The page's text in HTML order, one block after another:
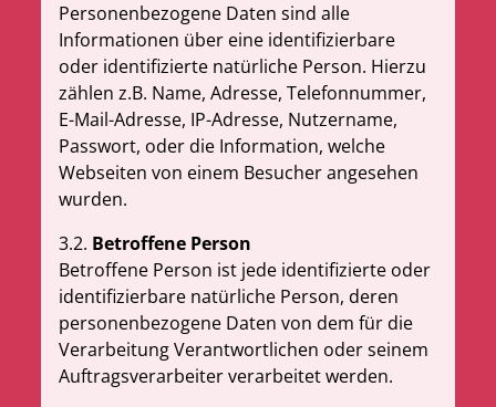
Personenbezogene Daten sind alle
Informationen über eine identifizierbare
oder identifizierte natürliche Person. Hierzu
zählen z.B. Name, Adresse, Telefonnummer,
E-Mail-Adresse, IP-Adresse, Nutzername,
Passwort, oder die Information, welche
Webseiten von einem Besucher angesehen
wurden.
3.2. Betroffene Person
Betroffene Person ist jede identifizierte oder
identifizierbare natürliche Person, deren
personenbezogene Daten von dem für die
Verarbeitung Verantwortlichen oder seinem
Auftragsverarbeiter verarbeitet werden.